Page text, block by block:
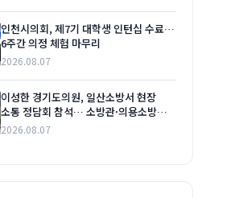
인천시의회, 제7기 대학생 인턴십 수료…
6주간 의정 체험 마무리
2026.08.07
이성한 경기도의원, 일산소방서 현장
소통 정담회 참석… 소방관·의용소방대
애로사항 청취
2026.08.07